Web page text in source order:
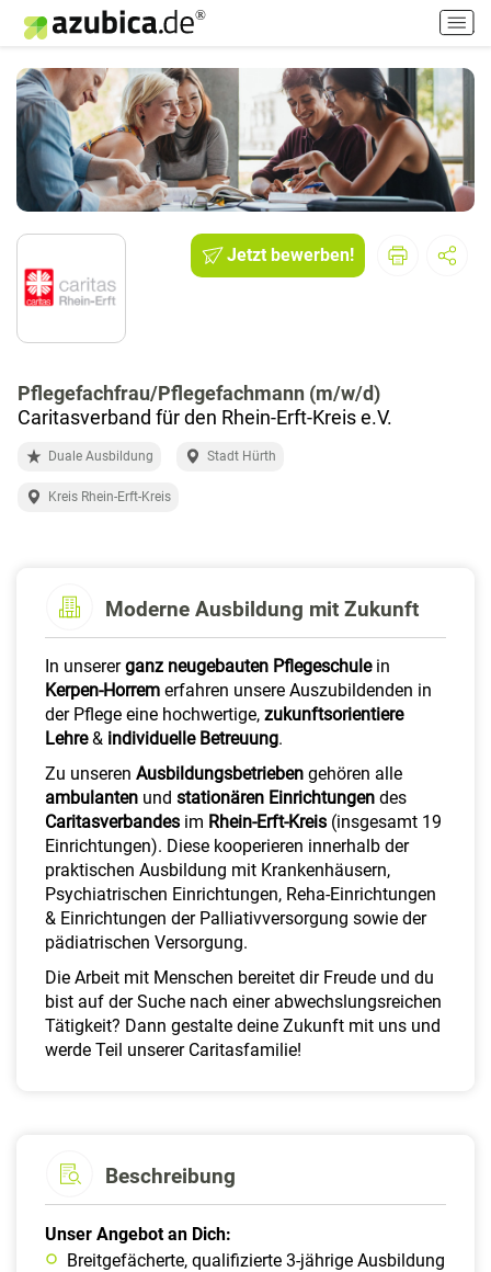
H
a
u
t
m
e
n
ü
i
Jetzt bewerben!
Pflegefachfrau/Pflegefachmann (m/w/d)
Caritasverband für den Rhein-Erft-Kreis e.V.
Duale Ausbildung Stadt Hürth
Kreis Rhein-Erft-Kreis
Moderne Ausbildung mit Zukunft
In unsererganz neugebauten Pflegeschulein
Kerpen-Horrem erfahren unsere Auszubildenden in
der Pflege eine hochwertige, zukunftsorientiere
Lehre& individuelle Betreuung.
Zu unseren Ausbildungsbetrieben gehören alle
ambulanten und stationären Einrichtungen des
Caritasverbandes im Rhein-Erft-Kreis (insgesamt 19
Einrichtungen). Diese kooperieren innerhalb der
praktischen Ausbildung mit Krankenhäusern,
Psychiatrischen Einrichtungen, Reha-Einrichtungen
& Einrichtungen der Palliativversorgung sowie der
pädiatrischen Versorgung.
Die Arbeit mit Menschen bereitet dir Freude und du
bist auf der Suche nach einer abwechslungsreichen
Tätigkeit? Dann gestalte deine Zukunft mit uns und
werde Teil unserer Caritasfamilie!
Beschreibung
Unser Angebot an Dich:
Breitgefächerte, qualifizierte 3-jährige Ausbildung